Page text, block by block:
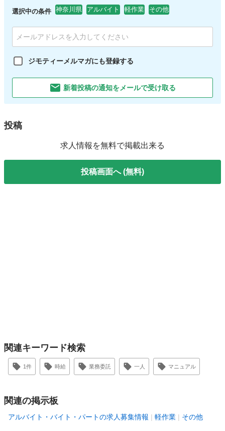
選択中の条件 神奈川県 アルバイト 軽作業 その他
ジモティーメルマガにも登録する
新着投稿の通知をメールで受け取る
投稿
求人情報を無料で掲載出来る
投稿画面へ (無料)
関連キーワード検索
1件 時給 業務委託 一人 マニュアル
関連の掲示板
アルバイト・バイト・パートの求人募集情報 軽作業 その他